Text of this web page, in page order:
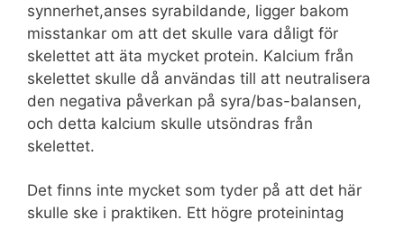
synnerhet,anses syrabildande, ligger bakom
misstankar om att det skulle vara dåligt för
skelettet att äta mycket protein. Kalcium från
skelettet skulle då användas till att neutralisera
den negativa påverkan på syra/bas-balansen,
och detta kalcium skulle utsöndras från
skelettet.
Det finns inte mycket som tyder på att det här
skulle ske i praktiken. Ett högre proteinintag